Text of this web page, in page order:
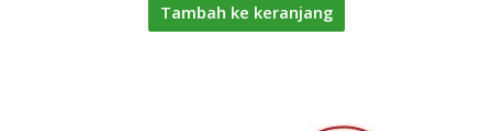
Tambah ke keranjang